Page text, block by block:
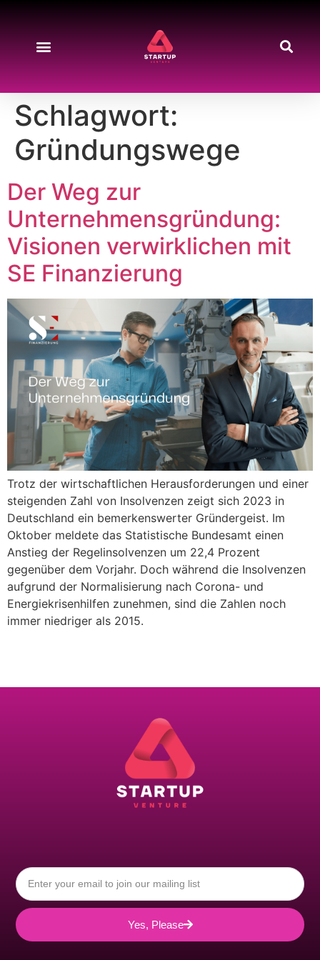
Schlagwort:
Gründungswege
Der Weg zur
Unternehmensgründung:
Visionen verwirklichen mit
SE Finanzierung
Trotz der wirtschaftlichen Herausforderungen und einer
steigenden Zahl von Insolvenzen zeigt sich 2023 in
Deutschland ein bemerkenswerter Gründergeist. Im
Oktober meldete das Statistische Bundesamt einen
Anstieg der Regelinsolvenzen um 22,4 Prozent
gegenüber dem Vorjahr. Doch während die Insolvenzen
aufgrund der Normalisierung nach Corona- und
Energiekrisenhilfen zunehmen, sind die Zahlen noch
immer niedriger als 2015.
Yes, Please